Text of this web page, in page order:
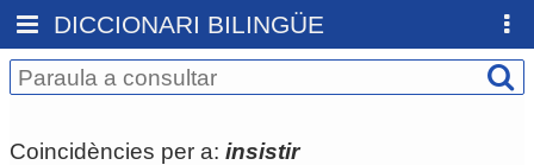
DICCIONARI BILINGÜE
Coincidències per a: insistir